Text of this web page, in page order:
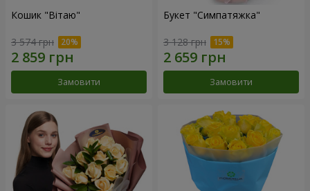
Кошик "Вітаю"
3 574 грн
Замовити
Букет "Симпатяжка"
3 128 грн
Замовити